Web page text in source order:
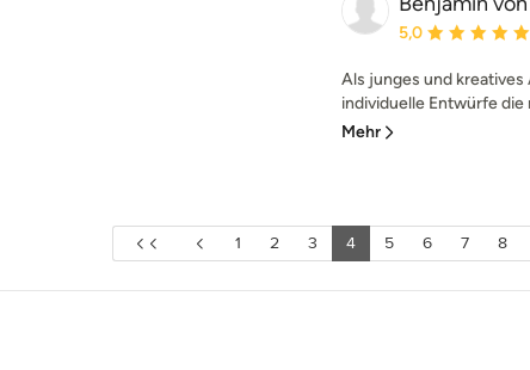
5,0
Als junges und
individuelle Entwürfe
Mehr
1 2 3 4 5 6 7 8